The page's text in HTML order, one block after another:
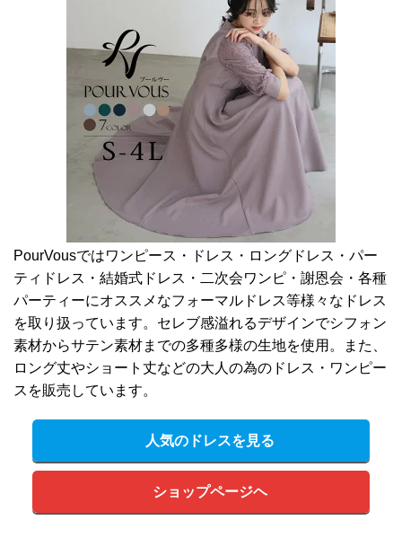
PourVousではワンピース・ドレス・ロングドレス・パー
ティドレス・結婚式ドレス・二次会ワンピ・謝恩会・各種
パーティーにオススメなフォーマルドレス等様々なドレス
を取り扱っています。セレブ感溢れるデザインでシフォン
素材からサテン素材までの多種多様の生地を使用。また、
ロング丈やショート丈などの大人の為のドレス・ワンピー
スを販売しています。
人気のドレスを見る
ショップページヘ